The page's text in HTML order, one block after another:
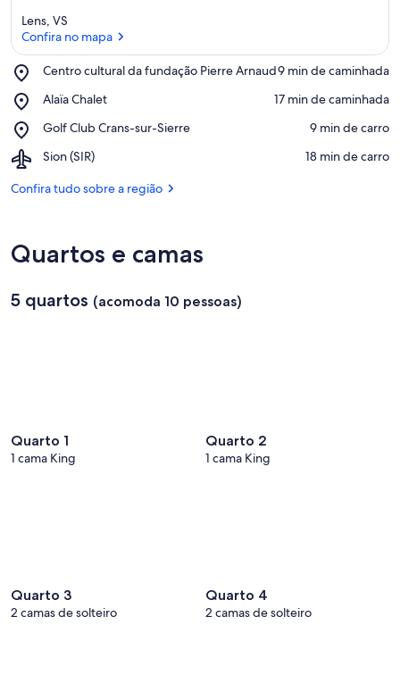
Lens, VS
Confira no mapa
Centro cultural da fundação Pierre Arnaud
Place,
cultural
fundação
Pierre
Arnaud
‪9 min de caminhada‬
Alaïa Chalet
Place,
Chalet
‪17 min de caminhada‬
Golf Club Crans-sur-Sierre
Place,
Club
sur-
‪9 min de carro‬
Sion (SIR)
Airport,
(SIR)
‪18 min de carro‬
Confira tudo sobre a região
Quartos e camas
5 quartos (acomoda 10 pessoas)
Quarto 1
1 cama King
Quarto 2
1 cama King
Quarto 3
2 camas de solteiro
Quarto 4
2 camas de solteiro